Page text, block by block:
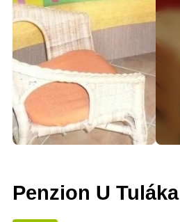
Penzion U Tuláka